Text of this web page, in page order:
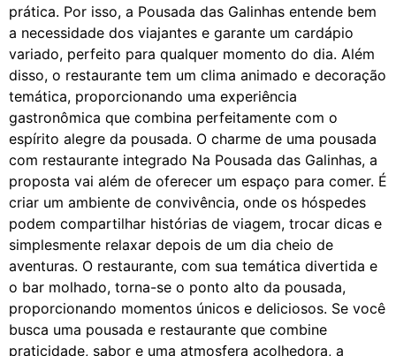
prática. Por isso, a Pousada das Galinhas entende bem
a necessidade dos viajantes e garante um cardápio
variado, perfeito para qualquer momento do dia. Além
disso, o restaurante tem um clima animado e decoração
temática, proporcionando uma experiência
gastronômica que combina perfeitamente com o
espírito alegre da pousada. O charme de uma pousada
com restaurante integrado Na Pousada das Galinhas, a
proposta vai além de oferecer um espaço para comer. É
criar um ambiente de convivência, onde os hóspedes
podem compartilhar histórias de viagem, trocar dicas e
simplesmente relaxar depois de um dia cheio de
aventuras. O restaurante, com sua temática divertida e
o bar molhado, torna-se o ponto alto da pousada,
proporcionando momentos únicos e deliciosos. Se você
busca uma pousada e restaurante que combine
praticidade, sabor e uma atmosfera acolhedora, a